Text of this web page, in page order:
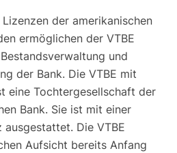
der amerikanischen
ermöglichen der VTBE
und
der Bank. Die VTBE mit
eine Tochtergesellschaft der
Bank. Sie ist mit einer
ausgestattet. Die VTBE
Aufsicht bereits Anfang